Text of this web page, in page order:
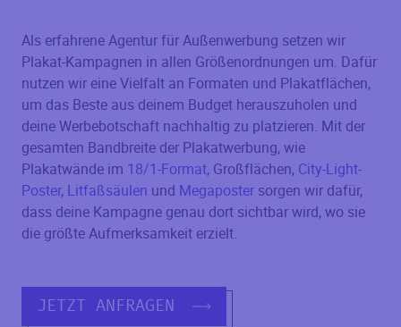
Als erfahrene Agentur für Außenwerbung setzen wir
Plakat-Kampagnen in allen Größenordnungen um. Dafür
nutzen wir eine Vielfalt an Formaten und Plakatflächen,
um das Beste aus deinem Budget herauszuholen und
deine Werbebotschaft nachhaltig zu platzieren. Mit der
gesamten Bandbreite der Plakatwerbung, wie
Plakatwände im 18/1-Format, Großflächen, City-Light-
Poster, Litfaßsäulen und Megaposter sorgen wir dafür,
dass deine Kampagne genau dort sichtbar wird, wo sie
die größte Aufmerksamkeit erzielt.
JETZT ANFRAGEN